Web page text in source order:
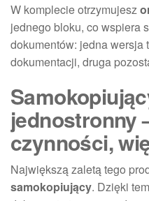
W komplecie otrzymujesz
jednego bloku, co wspiera
dokumentów: jedna wersja
dokumentacji, druga
jednostronny
czynności,
Największą zaletą tego
samokopiujący. Dzięki